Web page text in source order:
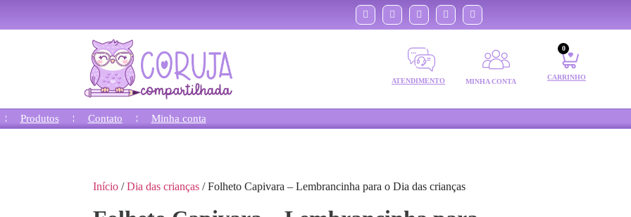
ATENDIMENTO MINHA CONTA
0
CARRINHO
Produtos Contato Minha conta
Início /Dia das crianças / Folheto Capivara – Lembrancinha para o Dia das crianças